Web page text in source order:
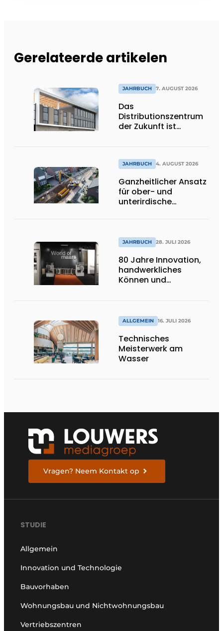
Gerelateerde artikelen
JAHRBUCH 7. AUGUST 2026
Das
Distributionszentrum
der Zukunft ist
lässt Tageslicht tief
ins Innere strömen
JAHRBUCH 4. AUGUST 2026
Ganzheitlicher Ansatz
für ober- und
unterirdische
JAHRBUCH 28. JULI 2026
80 Jahre Innovation,
handwerkliches
Können und
ALLGEMEIN 16. JULI 2026
Technisches
Meisterwerk am
Wasser
Vragen? Neem Kontakt op
STUDIE
Allgemein
Innovation und Technologie
Bauvorhaben
Wohnungsbau und Nichtwohnungsbau
Vertriebszentren